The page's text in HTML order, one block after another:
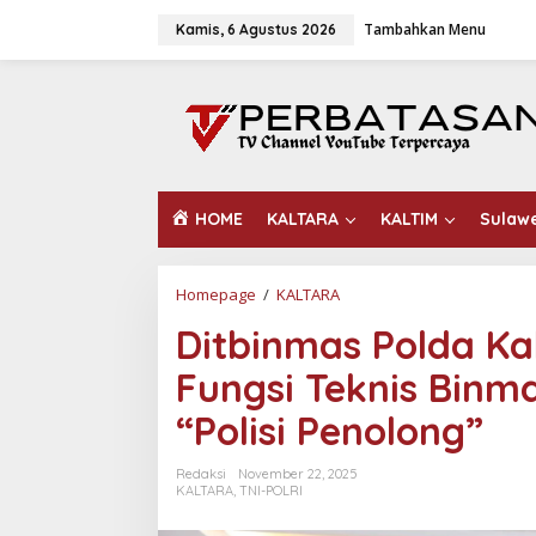
Kamis, 6 Agustus 2026 Tambahkan Menu
HOME KALTARA KALTIM
Homepage / KALTARA
t
b
i
n
m
a
s
Ditbinmas Polda
Fungsi Teknis
“Polisi Penolong”
Redaksi
November 22, 2025
KALTARA, TNI-POLRI